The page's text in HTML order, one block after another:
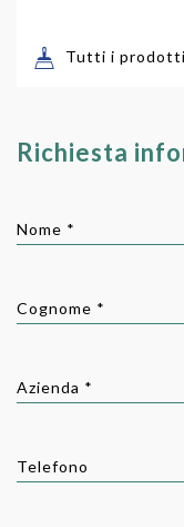
Tutti i
Richiesta
Nome *
Cognome *
Azienda *
Telefono